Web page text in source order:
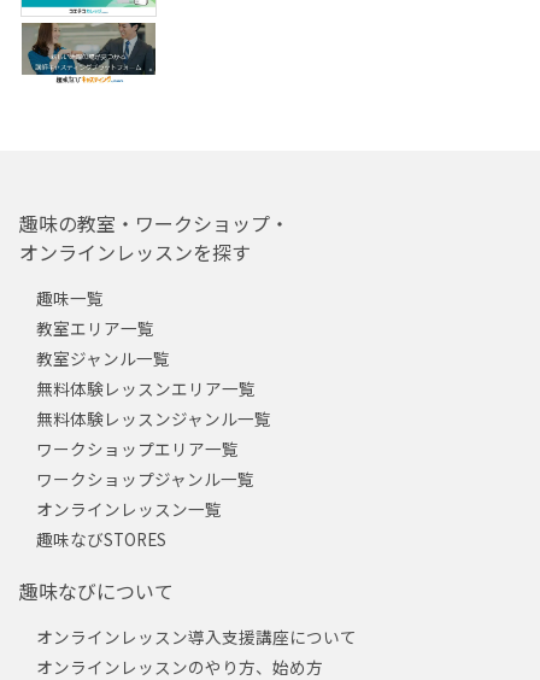
趣味の教室・ワークショップ・
オンラインレッスンを探す
趣味一覧
教室エリア一覧
教室ジャンル一覧
無料体験レッスンエリア一覧
無料体験レッスンジャンル一覧
ワークショップエリア一覧
ワークショップジャンル一覧
オンラインレッスン一覧
趣味なびSTORES
趣味なびについて
オンラインレッスン導入支援講座について
オンラインレッスンのやり方、始め方